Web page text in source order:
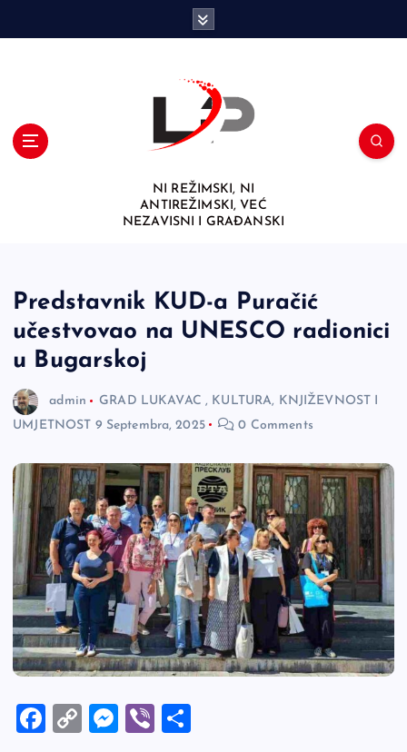
NI REŽIMSKI, NI
ANTIREŽIMSKI, VEĆ
NEZAVISNI I GRAĐANSKI
Predstavnik KUD-a Puračić
učestvovao na UNESCO radionici
u Bugarskoj
admin GRAD LUKAVAC , KULTURA, KNJIŽEVNOST I
UMJETNOST 9 Septembra, 2025 0 Comments
F
C
M
Vi